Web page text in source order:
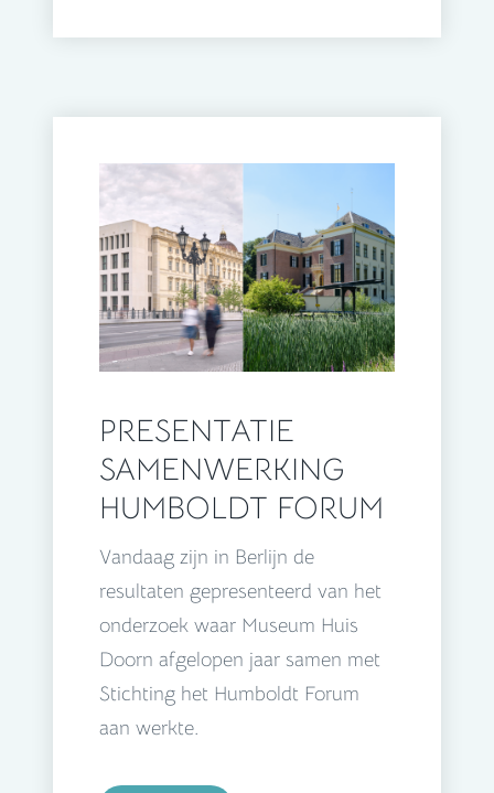
PRESENTATIE
SAMENWERKING
HUMBOLDT FORUM
Vandaag zijn in Berlijn de
resultaten gepresenteerd van het
onderzoek waar Museum Huis
Doorn afgelopen jaar samen met
Stichting het Humboldt Forum
aan werkte.